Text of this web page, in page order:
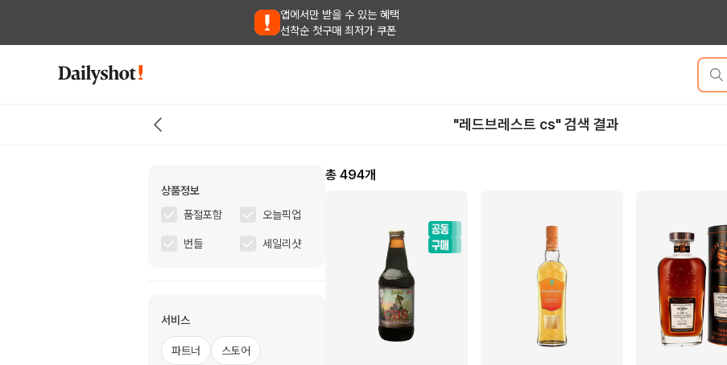
앱에서만 받을 수 있는 혜택
선착순 첫구매 최저가 쿠폰
"레드브레스트 cs" 검색 결과
상품정보
품절포함
오늘픽업
번들 세일리샷
서비스
파트너 스토어
총 494개